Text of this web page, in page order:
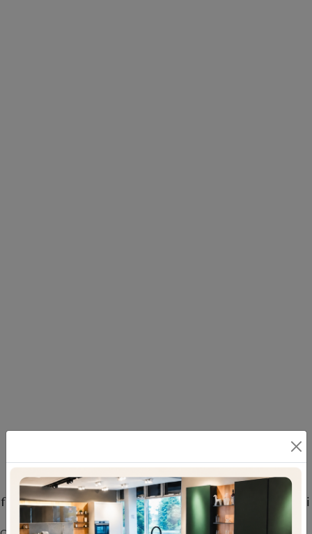
Scopri il modello Laila in tessuto visibile in
foto: fa al caso tuo se cerchi Letti matrimoniali